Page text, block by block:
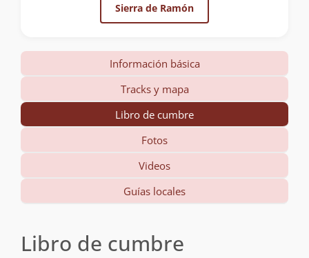
Sierra de Ramón
Información básica
Tracks y mapa
Libro de cumbre
Fotos
Videos
Guías locales
Libro de cumbre